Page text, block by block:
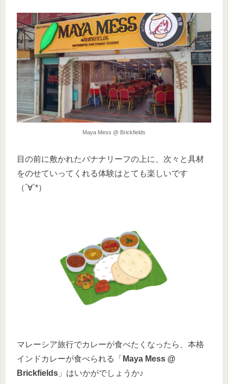
Maya Mess @ Brickfields
目の前に敷かれたバナナリーフの上に、次々と具材
をのせていってくれる体験はとても楽しいです
（´∀`*）
マレーシア旅行でカレーが食べたくなったら、本格
インドカレーが食べられる「 Maya Mess @
Brickfields 」はいかがでしょうか♪